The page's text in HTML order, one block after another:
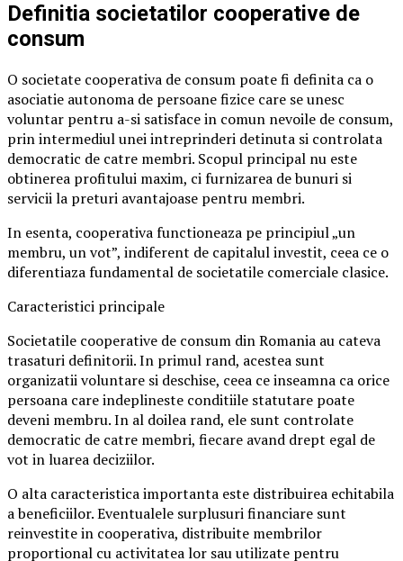
Definitia societatilor cooperative de
consum
O societate cooperativa de consum poate fi definita ca o
asociatie autonoma de persoane fizice care se unesc
voluntar pentru a-si satisface in comun nevoile de consum,
prin intermediul unei intreprinderi detinuta si controlata
democratic de catre membri. Scopul principal nu este
obtinerea profitului maxim, ci furnizarea de bunuri si
servicii la preturi avantajoase pentru membri.
In esenta, cooperativa functioneaza pe principiul „un
membru, un vot”, indiferent de capitalul investit, ceea ce o
diferentiaza fundamental de societatile comerciale clasice.
Caracteristici principale
Societatile cooperative de consum din Romania au cateva
trasaturi definitorii. In primul rand, acestea sunt
organizatii voluntare si deschise, ceea ce inseamna ca orice
persoana care indeplineste conditiile statutare poate
deveni membru. In al doilea rand, ele sunt controlate
democratic de catre membri, fiecare avand drept egal de
vot in luarea deciziilor.
O alta caracteristica importanta este distribuirea echitabila
a beneficiilor. Eventualele surplusuri financiare sunt
reinvestite in cooperativa, distribuite membrilor
proportional cu activitatea lor sau utilizate pentru